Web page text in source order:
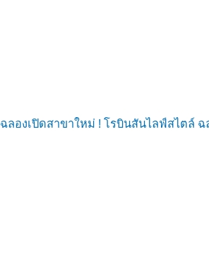
ฉลองเปิดสาขาใหม่ ! โรบินสันไลฟ์สไตล์ ฉ